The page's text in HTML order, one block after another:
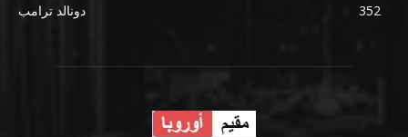
دونالد ترامب
352